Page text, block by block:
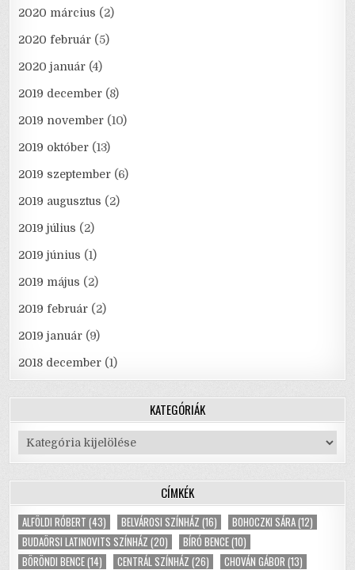
2020 március (2)
2020 február (5)
2020 január (4)
2019 december (8)
2019 november (10)
2019 október (13)
2019 szeptember (6)
2019 augusztus (2)
2019 július (2)
2019 június (1)
2019 május (2)
2019 február (2)
2019 január (9)
2018 december (1)
KATEGÓRIÁK
Kategóriák
CÍMKÉK
ALFÖLDI RÓBERT (43) BELVÁROSI SZÍNHÁZ (16) BOHOCZKI SÁRA(12)
BUDAÖRSI LATINOVITS SZÍNHÁZ (20) BÍRÓ BENCE(10)
BÖRÖNDI BENCE(14) CENTRÁL SZÍNHÁZ (26) CHOVÁN GÁBOR (13)